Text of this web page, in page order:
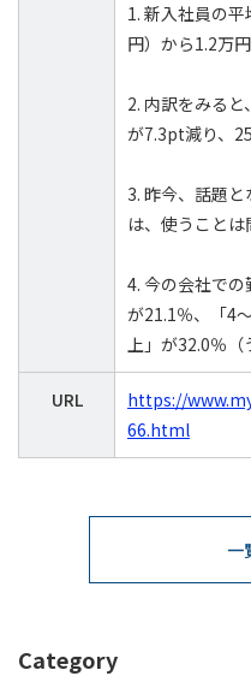
1. 新入社員の
円）から1.2万
2. 内訳をみる
が7.3pt減り、
3. 昨今、話題
は、使うこと
4. 今の会社での
が21.1％、「4
上」が32.0％（
URL
https://
66.html
一
Category